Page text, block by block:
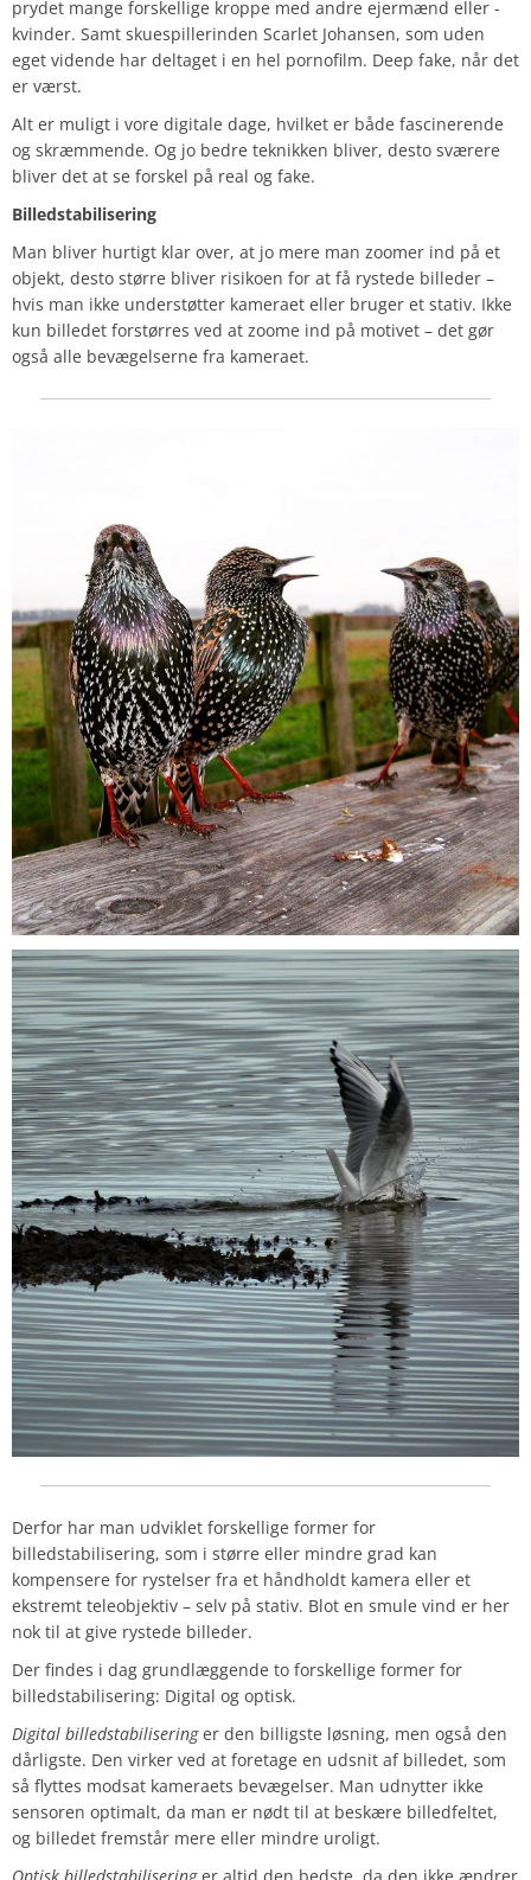
prydet mange forskellige kroppe med andre ejermænd eller -
kvinder. Samt skuespillerinden Scarlet Johansen, som uden
eget vidende har deltaget i en hel pornofilm. Deep fake, når det
er værst.
Alt er muligt i vore digitale dage, hvilket er både fascinerende
og skræmmende. Og jo bedre teknikken bliver, desto sværere
bliver det at se forskel på real og fake.
Billedstabilisering
Man bliver hurtigt klar over, at jo mere man zoomer ind på et
objekt, desto større bliver risikoen for at få rystede billeder –
hvis man ikke understøtter kameraet eller bruger et stativ. Ikke
kun billedet forstørres ved at zoome ind på motivet – det gør
også alle bevægelserne fra kameraet.
Derfor har man udviklet forskellige former for
billedstabilisering, som i større eller mindre grad kan
kompensere for rystelser fra et håndholdt kamera eller et
ekstremt teleobjektiv – selv på stativ. Blot en smule vind er her
nok til at give rystede billeder.
Der findes i dag grundlæggende to forskellige former for
billedstabilisering: Digital og optisk.
Digital billedstabiliseringer den billigste løsning, men også den
dårligste. Den virker ved at foretage en udsnit af billedet, som
så flyttes modsat kameraets bevægelser. Man udnytter ikke
sensoren optimalt, da man er nødt til at beskære billedfeltet,
og billedet fremstår mere eller mindre uroligt.